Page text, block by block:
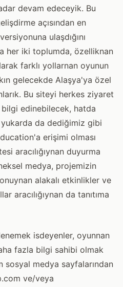
devam edeceyik. Bu
açısından en
ulaşdığını
her iki toplumda, özelliknan
farklı yollarnan oyunun
gelecekde Alaşya'ya özel
Bu siteyi herkes ziyaret
edinebilecek, hatda
da dediğimiz gibi
erişimi olması
aracılığıynan duyurma
medya, projemizin
alakalı etkinlikler ve
aracılığıynan da tanıtıma
isdeyenler, oyunnan
fazla bilgi sahibi olmak
medya sayfalarından
ve/veya